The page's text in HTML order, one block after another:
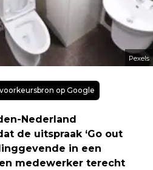
Pexels
op Google
Nederland
de uitspraak ‘Go out
in een
medewerker terecht